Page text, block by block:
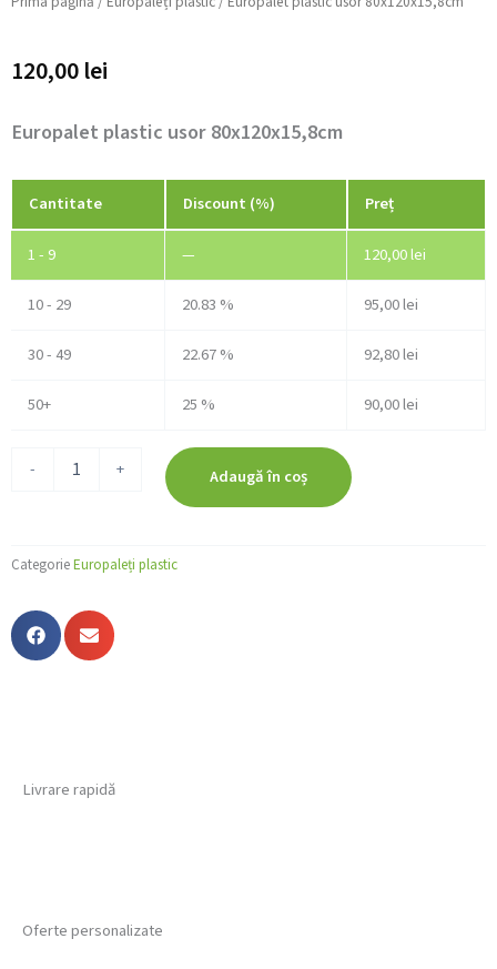
120,00lei
Europalet plastic usor 80x120x15,8cm
Cantitate Discount (%) Preț
1 - 9 — 120,00lei
10 - 29 20.83 % 95,00lei
30 - 49 22.67 % 92,80lei
50+ 25 % 90,00lei
-
Europalet
plastic
usor
80x120x15,8cm
+ Adaugă în coș
CategorieEuropaleți plastic
Livrare rapidă
Oferte personalizate